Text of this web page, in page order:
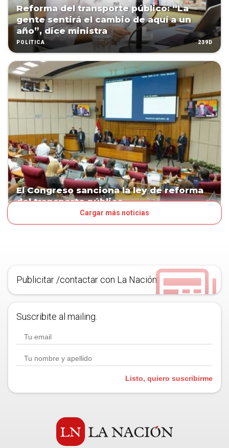
Reforma del transporte público: “La
gente sentirá el cambio de aquí a un
año”, dice ministra
POLÍTICA 239D
El Congreso sanciona la ley de reforma
del transporte público
Cargar más noticias
Publicitar /contactar con La Nación
Suscribite al mailing.
Listo, quiero suscribirme